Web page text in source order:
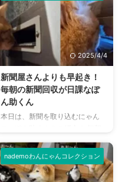
2025/4/4
新聞屋さんよりも早起き！
毎朝の新聞回収が日課なぽ
ん助くん
本日は、新聞を取り込むにゃん
しっかり早起きをして、ポストの
前にスタンバイするぽん助くん
は、SNSのみならずテレビなどの
メディアでも大人気！ そんなぽ
nademoわんにゃんコレクション